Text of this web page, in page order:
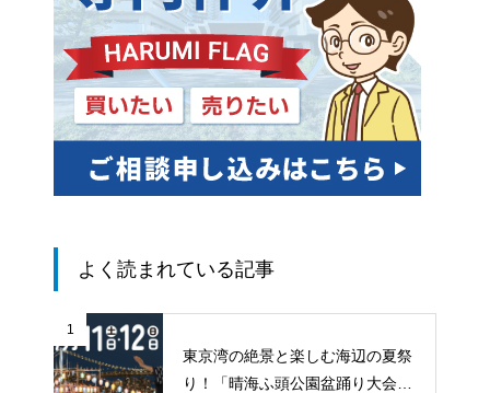
よく読まれている記事
1
東京湾の絶景と楽しむ海辺の夏祭
り！「晴海ふ頭公園盆踊り大会20